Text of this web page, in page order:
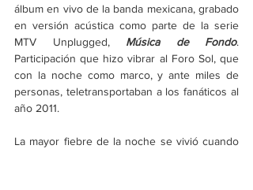
álbum en vivo de la banda mexicana, grabado
en versión acústica como parte de la serie
MTV Unplugged, Música de Fondo.
Participación que hizo vibrar al Foro Sol, que
con la noche como marco, y ante miles de
personas, teletransportaban a los fanáticos al
año 2011.
La mayor fiebre de la noche se vivió cuando